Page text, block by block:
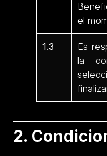
el
1.3
Es
la
2.